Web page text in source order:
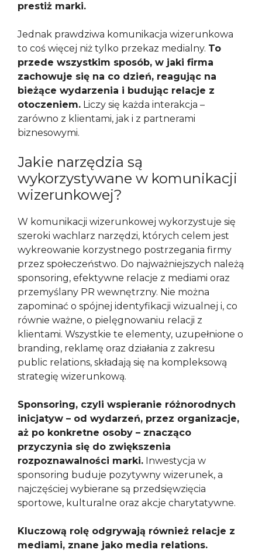
prestiż marki.
Jednak prawdziwa komunikacja wizerunkowa
to coś więcej niż tylko przekaz medialny. To
przede wszystkim sposób, w jaki firma
zachowuje się na co dzień, reagując na
bieżące wydarzenia i budując relacje z
otoczeniem. Liczy się każda interakcja –
zarówno z klientami, jak i z partnerami
biznesowymi.
Jakie narzędzia są
wykorzystywane w komunikacji
wizerunkowej?
W komunikacji wizerunkowej wykorzystuje się
szeroki wachlarz narzędzi, których celem jest
wykreowanie korzystnego postrzegania firmy
przez społeczeństwo. Do najważniejszych należą
sponsoring, efektywne relacje z mediami oraz
przemyślany PR wewnętrzny. Nie można
zapominać o spójnej identyfikacji wizualnej i, co
równie ważne, o pielęgnowaniu relacji z
klientami. Wszystkie te elementy, uzupełnione o
branding, reklamę oraz działania z zakresu
public relations, składają się na kompleksową
strategię wizerunkową.
Sponsoring, czyli wspieranie różnorodnych
inicjatyw – od wydarzeń, przez organizacje,
aż po konkretne osoby – znacząco
przyczynia się do zwiększenia
rozpoznawalności marki. Inwestycja w
sponsoring buduje pozytywny wizerunek, a
najczęściej wybierane są przedsięwzięcia
sportowe, kulturalne oraz akcje charytatywne.
Kluczową rolę odgrywają również relacje z
mediami, znane jako media relations.